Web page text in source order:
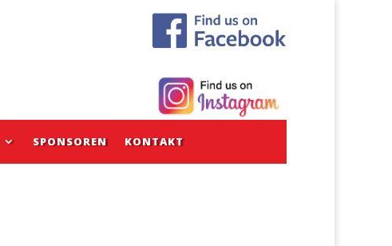
SPONSOREN KONTAKT